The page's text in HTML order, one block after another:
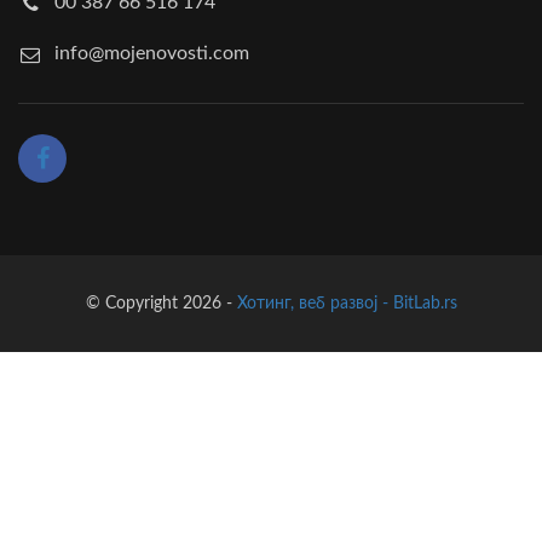
info@mojenovosti.com
© Copyright 2026 - Хотинг, веб развој - BitLab.rs